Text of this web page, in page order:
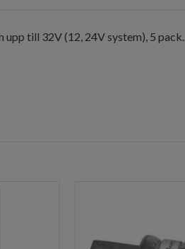
till 32V (12, 24V system), 5 pack.